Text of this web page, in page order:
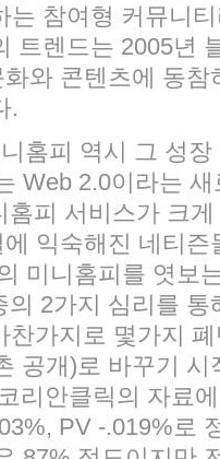
는 참여형 커뮤니
트렌드는 2005년
와 콘텐츠에 동
.
홈피 역시 그 성
Web 2.0이라는
홈피 서비스가 크
익숙해진 네티
미니홈피를 엿보
의 2가지 심리를
찬가지로 몇가지
공개)로 바꾸기
리안클릭의 자료
PV -.019%로